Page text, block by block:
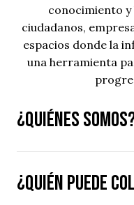
conocimiento
ciudadanos,
espacios donde la
una herramienta
¿Quiénes
¿Quién puede